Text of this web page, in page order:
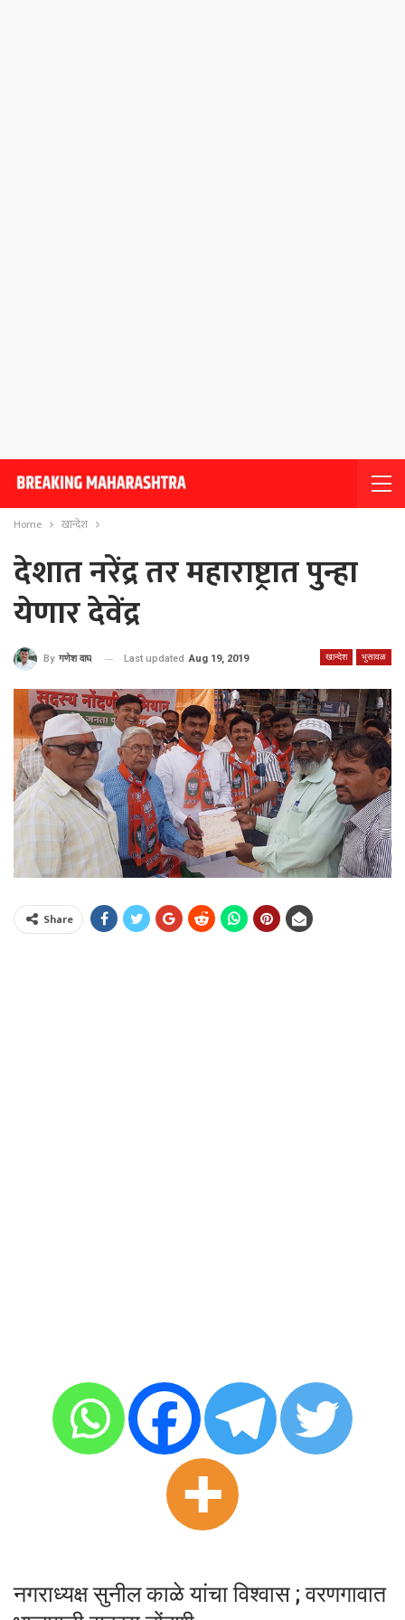
Home खान्देश
देशात नरेंद्र तर महाराष्ट्रात पुन्हा
येणार देवेंद्र
खान्देश भुसावळ
By गणेश वाघ Last updated Aug 19, 2019
Share
नगराध्यक्ष सुनील काळे यांचा विश्‍वास ; वरणगावात